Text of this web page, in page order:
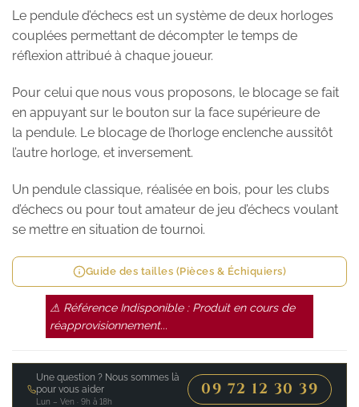
Le pendule d’échecs est un système de deux horloges
couplées permettant de décompter le temps de
réflexion attribué à chaque joueur.
Pour celui que nous vous proposons, le blocage se fait
en appuyant sur le bouton sur la face supérieure de
la pendule. Le blocage de l’horloge enclenche aussitôt
l’autre horloge, et inversement.
Un pendule classique, réalisée en bois, pour les clubs
d’échecs ou pour tout amateur de jeu d’échecs voulant
se mettre en situation de tournoi.
Guide des tailles (Pièces & Échiquiers)
⚠ Référence Indisponible : Produit en cours de
réapprovisionnement...
Une question ? Nous sommes là
pour vous aider
Lun – Ven · 9h à 18h
09 72 12 30 39